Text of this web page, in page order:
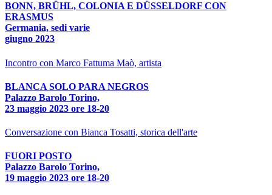
BONN, BRÜHL, COLONIA E DÜSSELDORF CON
ERASMUS
Germania, sedi varie
giugno 2023
Incontro con Marco Fattuma Maò, artista
BLANCA SOLO PARA NEGROS
Palazzo Barolo Torino,
23 maggio 2023 ore 18-20
Conversazione con Bianca Tosatti, storica dell'arte
FUORI POSTO
Palazzo Barolo Torino,
19 maggio 2023 ore 18-20